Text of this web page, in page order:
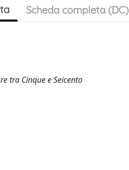
Scheda completa (DC)
tra Cinque e Seicento